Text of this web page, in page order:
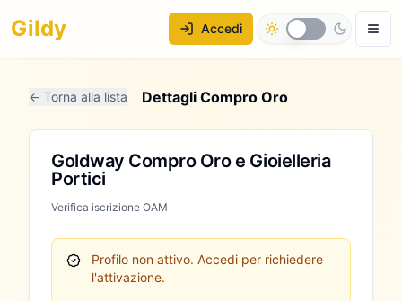
Gildy Accedi
← Torna alla lista Dettagli Compro Oro
Goldway Compro Oro e Gioielleria
Portici
Verifica iscrizione OAM
Profilo non attivo. Accedi per richiedere
l'attivazione.